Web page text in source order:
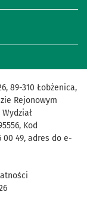
89-310 Łobżenica,
Rejonowym
Kod
00 49, adres do e-